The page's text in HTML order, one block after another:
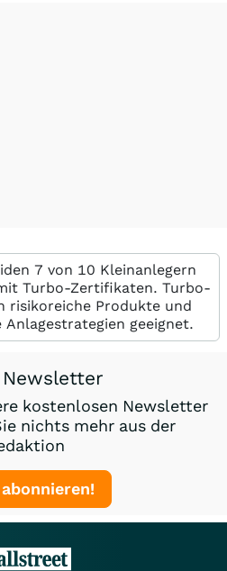
7 von 10 Kleinanlegern
Turbo-Zertifikaten. Turbo-
risikoreiche Produkte und
geeignet.
Newsletter
kostenlosen Newsletter
nichts mehr aus der